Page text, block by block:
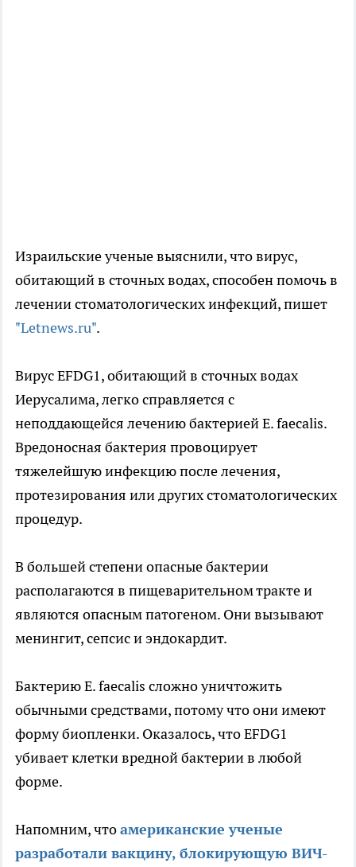
Израильские ученые выяснили, что вирус,
обитающий в сточных водах, способен помочь в
лечении стоматологических инфекций, пишет
"Letnews.ru".
Вирус EFDG1, обитающий в сточных водах
Иерусалима, легко справляется с
неподдающейся лечению бактерией E. faecalis.
Вредоносная бактерия провоцирует
тяжелейшую инфекцию после лечения,
протезирования или других стоматологических
процедур.
В большей степени опасные бактерии
располагаются в пищеварительном тракте и
являются опасным патогеном. Они вызывают
менингит, сепсис и эндокардит.
Бактерию E. faecalis сложно уничтожить
обычными средствами, потому что они имеют
форму биопленки. Оказалось, что EFDG1
убивает клетки вредной бактерии в любой
форме.
Напомним, чтоамериканские ученые
разработали вакцину, блокирующую ВИЧ-